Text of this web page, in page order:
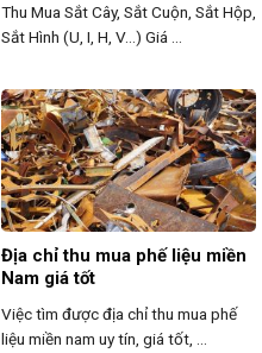
Thu Mua Sắt Cây, Sắt Cuộn, Sắt Hộp,
Sắt Hình (U, I, H, V…) Giá ...
Địa chỉ thu mua phế liệu miền
Nam giá tốt
Việc tìm được địa chỉ thu mua phế
liệu miền nam uy tín, giá tốt, ...